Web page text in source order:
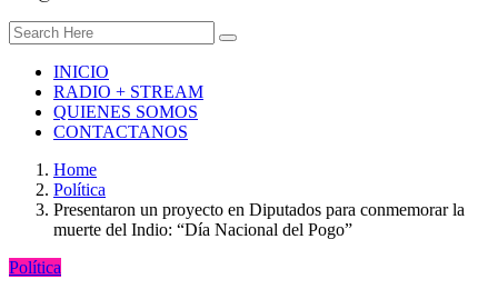
INICIO
RADIO + STREAM
QUIENES SOMOS
CONTACTANOS
Home
Política
Presentaron un proyecto en Diputados para conmemorar la
muerte del Indio: “Día Nacional del Pogo”
Política